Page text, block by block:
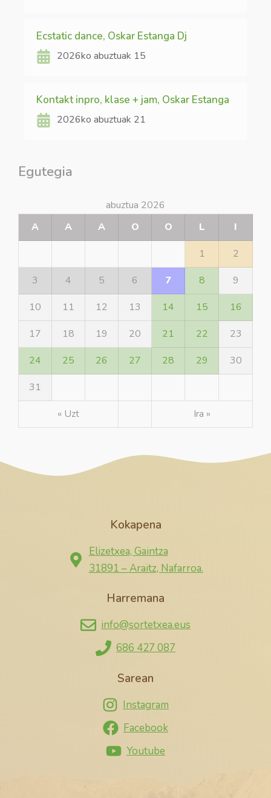
Ecstatic dance, Oskar Estanga Dj
2026ko abuztuak 15
Kontakt inpro, klase + jam, Oskar Estanga
2026ko abuztuak 21
Egutegia
abuztua 2026
A
A A O O L
I
1
2
3
4 5 6 7 8
9
10
11 12 13 14 15
16
17
18 19 20 21 22
23
24
25 26 27 28 29
30
31
« Uzt
Ira »
Kokapena
Elizetxea, Gaintza
31891 – Araitz, Nafarroa.
Harremana
info@sortetxea.eus
686 427 087
Sarean
Instagram
Facebook
Youtube